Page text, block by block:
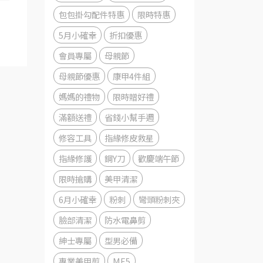
包包掛勾配件特惠
限時特惠
5月小確幸
折扣優惠
會員專屬
母親節
母親節優惠
康甲4件組
媽媽的禮物
限時贈好禮
滿額送禮
省錢小幫手週
修容工具
指緣修皮救星
指緣修護
鋼Y刀
歡慶端午節
限時搶購
美甲清潔
6月小確幸
粉刺
彎頭粉刺夾
臉部清潔
防水電鼻剪
紳士專屬
型男必備